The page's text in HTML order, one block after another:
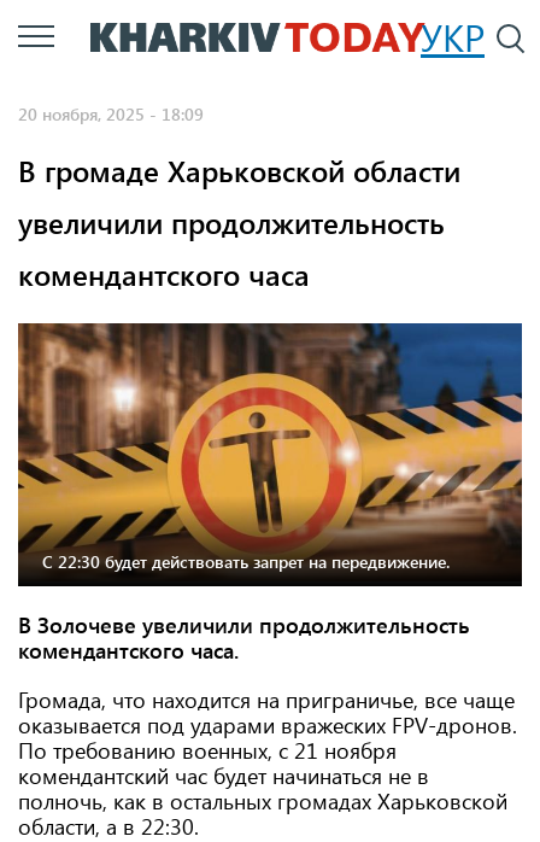
Перейти
к
УКР
20 ноября, 2025 - 18:09
В громаде Харьковской области
увеличили продолжительность
комендантского часа
С 22:30 будет действовать запрет на передвижение.
В Золочеве увеличили продолжительность
комендантского часа.
Громада, что находится на приграничье, все чаще
оказывается под ударами вражеских FPV-дронов.
По требованию военных, с 21 ноября
комендантский час будет начинаться не в
полночь, как в остальных громадах Харьковской
области, а в 22:30.